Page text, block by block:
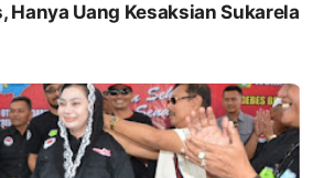
Hanya Uang Kesaksian Sukarela